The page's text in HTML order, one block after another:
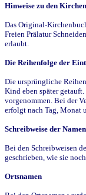
Hinweise zu den
Das Original-
Freien Prälatur
erlaubt.
Die Reihenfolge der
Die ursprüngliche
Kind eben später
vorgenommen. Bei der
erfolgt nach Tag, Monat
Schreibweise der Namen
Bei den Schreibweisen
geschrieben, wie sie
Ortsnamen